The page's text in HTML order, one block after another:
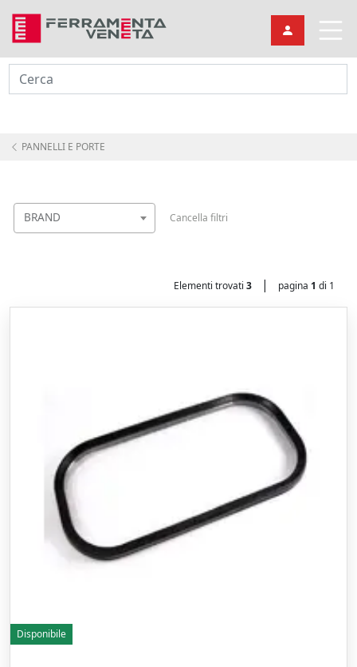
Cerca
PANNELLI E PORTE
BRAND Cancella filtri
Elementi trovati 3 | pagina 1 di 1
Disponibile